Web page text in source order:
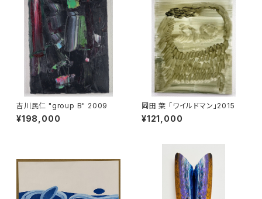
吉川民仁 "group B" 2009
¥198,000
岡田 葉 「ワイルドマン」2015
¥121,000